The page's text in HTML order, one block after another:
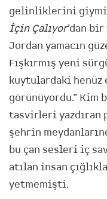
gelinliklerini
İçin Çalıyor’dan
Jordan yamacın
Fışkırmış yeni
kuytulardaki henüz
görünüyordu.” Kim
tasvirleri
şehrin
bu çan sesleri iç
atılan insan
yetmemişti.